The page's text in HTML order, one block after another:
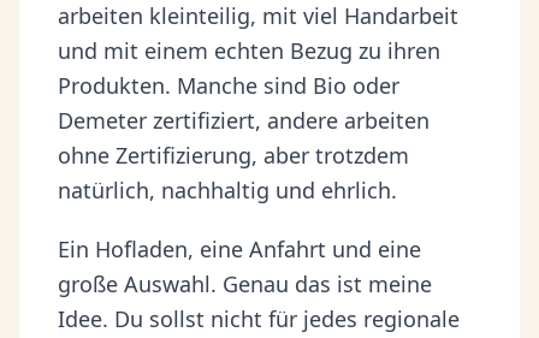
arbeiten kleinteilig, mit viel Handarbeit
und mit einem echten Bezug zu ihren
Produkten. Manche sind Bio oder
Demeter zertifiziert, andere arbeiten
ohne Zertifizierung, aber trotzdem
natürlich, nachhaltig und ehrlich.
Ein Hofladen, eine Anfahrt und eine
große Auswahl. Genau das ist meine
Idee. Du sollst nicht für jedes regionale